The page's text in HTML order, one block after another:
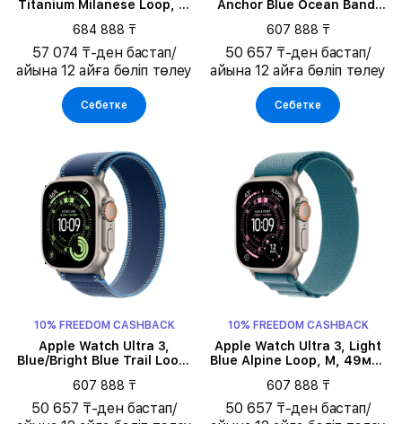
Titanium Milanese Loop, L,
684 888 ₸
57 074 ₸-ден бастап/
айына 12 айға бөліп төлеу
Себетке
Anchor Blue Ocean Band,
607 888 ₸
50 657 ₸-ден бастап/
айына 12 айға бөліп төлеу
Себетке
10% FREEDOM CASHBACK
Apple Watch Ultra 3,
Blue/Bright Blue Trail Loop,
607 888 ₸
50 657 ₸-ден бастап/
10% FREEDOM CASHBACK
Apple Watch Ultra 3, Light
Blue Alpine Loop, M, 49мм,
607 888 ₸
50 657 ₸-ден бастап/